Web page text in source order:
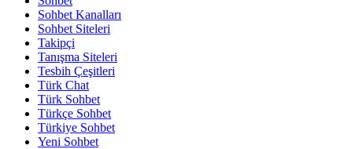
Sohbet Kanalları
Sohbet Siteleri
Takipçi
Tanışma Siteleri
Tesbih Çeşitleri
Türk Chat
Türk Sohbet
Türkçe Sohbet
Türkiye Sohbet
Yeni Sohbet